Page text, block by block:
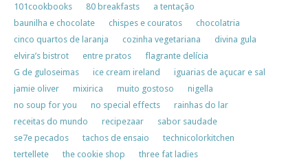
101cookbooks 80 breakfasts
a tentação
baunilha e chocolate
chispes e couratos
chocolatria
cinco quartos de laranja
cozinha vegetariana
divina gula
elvira’s bistrot
entre pratos
flagrante delícia
G de guloseimas
ice cream ireland
iguarias de açucar e sal
jamie oliver
mixirica muito gostoso
nigella
no soup for you
no special effects
rainhas do lar
receitas do mundo
recipezaar
sabor saudade
se7e pecados
tachos de ensaio
technicolorkitchen
tertellete
the cookie shop three fat ladies